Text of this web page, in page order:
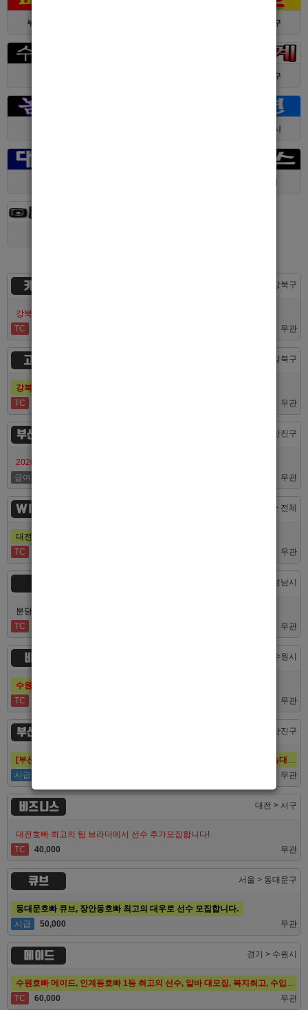
부산 > 부산진구 서울 > 동대문구
서울 > 동대문구
제주 > 서귀포시
카지노 서울 > 강북구
강북호빠 No1 남보도 프라다 성북, 노원, 강북, 수유 원콜
TC
무관
고추밭 서울 > 강북구
강북호빠 1등 수유 남자도우미(호빠) 고추밭에서 선수 구합니다
TC
무관
부산서면루나 부산 > 부산진구
2026/7/10일 가성비 부산 호스트빠 루나에서 식구 구합니다
급여협의
무관
WINNER 대전 > 전체
대전호빠 제일 오래된 박스에서 남보도, 호빠알바를 모집합니다
TC
무관
경기 > 성남시
분당호빠 숨에서 가족처럼 함께일할 알바 분들을 모십니다.
TC
무관
비스트 경기 > 수원시
수원호빠 비스트 인증업소에서 알바 선수 구인합니다
TC
무관
부산 퍼스트 부산 > 부산진구
[부산호빠 퍼스트] 대한민국 1등규모! 서면호빠 12년째 독점! (구. 헤라,늑대,썸,버드)
시급
무관
비즈니스 대전 > 서구
대전호빠 최고의 팀 브라더에서 선수 추가모집합니다!
TC
40,000 무관
큐브 서울 > 동대문구
동대문호빠 큐브, 장안동호빠 최고의 대우로 선수 모집합니다.
시급
50,000 무관
메이드 경기 > 수원시
수원호빠 메이드, 인계동호빠 1등 최고의 선수, 알바 대모집, 복지최고, 수입최고
TC
60,000 무관